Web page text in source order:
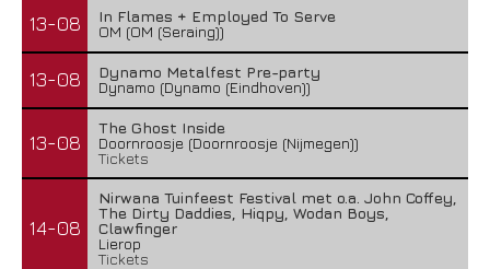
13-08
In Flames + Employed To Serve
OM (OM (Seraing))
13-08
Dynamo Metalfest Pre-party
Dynamo (Dynamo (Eindhoven))
13-08
The Ghost Inside
Doornroosje (Doornroosje (Nijmegen))
Tickets
14-08
Nirwana Tuinfeest Festival met o.a. John Coffey,
The Dirty Daddies, Hiqpy, Wodan Boys,
Clawfinger
Lierop
Tickets